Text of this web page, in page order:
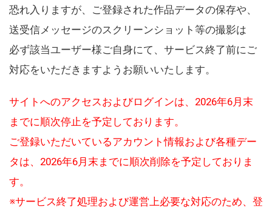
恐れ入りますが、ご登録された作品データの保存や、
送受信メッセージのスクリーンショット等の撮影は
必ず該当ユーザー様ご自身にて、サービス終了前にご
対応をいただきますようお願いいたします。
サイトへのアクセスおよびログインは、2026年6月末
までに順次停止を予定しております。
ご登録いただいているアカウント情報および各種デー
タは、2026年6月末までに順次削除を予定しておりま
す。
※サービス終了処理および運営上必要な対応のため、登